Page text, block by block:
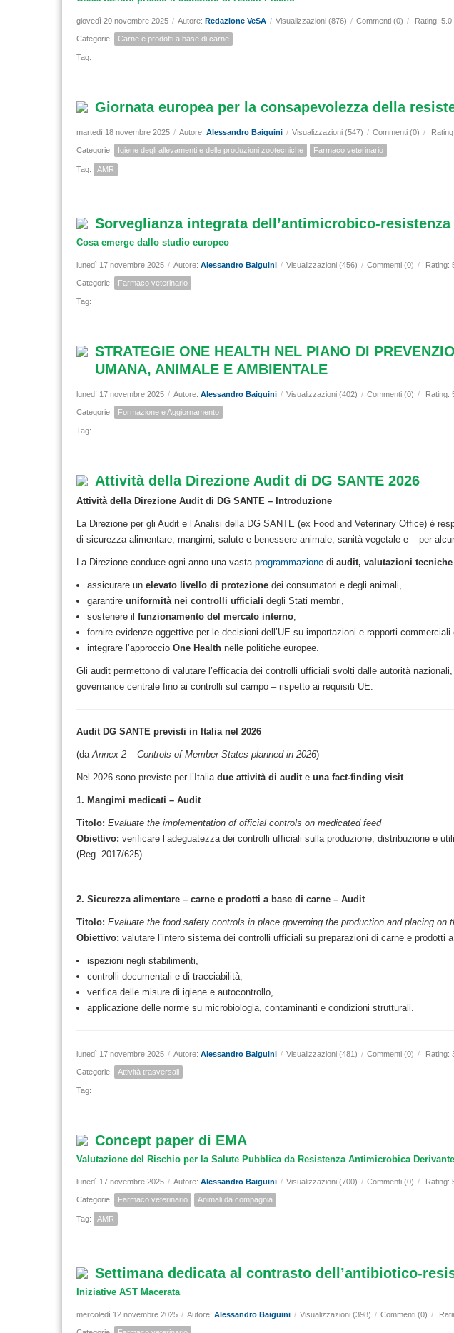
giovedì 20 novembre 2025 / Autore: Redazione VeSA / Visualizzazioni (876) / Commenti (0) / Rating: 5.0
Categorie: Carne e prodotti a base di carne
Tag:
Giornata europea per la consapevolezza della
martedì 18 novembre 2025 / Autore: Alessandro Baiguini / Visualizzazioni (547) / Commenti (0) /
Categorie: Igiene degli allevamenti e delle produzioni zootecniche Farmaco veterinario
Tag: AMR
Sorveglianza integrata dell’antimicrobico-resistenza
Cosa emerge dallo studio europeo
lunedì 17 novembre 2025 / Autore: Alessandro Baiguini / Visualizzazioni (456) / Commenti (0) / Rating:
Categorie: Farmaco veterinario
Tag:
STRATEGIE ONE HEALTH NEL PIANO DI
UMANA, ANIMALE E AMBIENTALE
lunedì 17 novembre 2025 / Autore: Alessandro Baiguini / Visualizzazioni (402) / Commenti (0) / Rating:
Categorie: Formazione e Aggiornamento
Tag:
Attività della Direzione Audit di DG SANTE 2026
Attività della Direzione Audit di DG SANTE – Introduzione
La Direzione per gli Audit e l’Analisi della DG SANTE (ex Food and Veterinary Office) è
di sicurezza alimentare, mangimi, salute e benessere animale, sanità vegetale e – per
La Direzione conduce ogni anno una vasta programmazione di audit, valutazioni
assicurare un elevato livello di protezione dei consumatori e degli animali,
garantire uniformità nei controlli ufficiali degli Stati membri,
sostenere il funzionamento del mercato interno,
fornire evidenze oggettive per le decisioni dell’UE su importazioni e rapporti
integrare l’approccio One Health nelle politiche europee.
Gli audit permettono di valutare l’efficacia dei controlli ufficiali svolti dalle autorità
governance centrale fino ai controlli sul campo – rispetto ai requisiti UE.
Audit DG SANTE previsti in Italia nel 2026
(daAnnex 2 – Controls of Member States planned in 2026)
Nel 2026 sono previste per l’Italia due attività di audite una fact-finding visit.
1. Mangimi medicati – Audit
Titolo: Evaluate the implementation of official controls on medicated feed
Obiettivo: verificare l’adeguatezza dei controlli ufficiali sulla produzione, distribuzione e
(Reg. 2017/625).
2. Sicurezza alimentare – carne e prodotti a base di carne – Audit
Titolo: Evaluate the food safety controls in place governing the production and placing on
Obiettivo: valutare l’intero sistema dei controlli ufficiali su preparazioni di carne e prodotti
ispezioni negli stabilimenti,
controlli documentali e di tracciabilità,
verifica delle misure di igiene e autocontrollo,
applicazione delle norme su microbiologia, contaminanti e condizioni strutturali.
lunedì 17 novembre 2025 / Autore: Alessandro Baiguini / Visualizzazioni (481) / Commenti (0) / Rating:
Categorie: Attività trasversali
Tag:
Concept paper di EMA
Valutazione del Rischio per la Salute Pubblica da Resistenza Antimicrobica
lunedì 17 novembre 2025 / Autore: Alessandro Baiguini / Visualizzazioni (700) / Commenti (0) / Rating:
Categorie: Farmaco veterinario Animali da compagnia
Tag: AMR
Settimana dedicata al contrasto dell’antibiotico-
Iniziative AST Macerata
mercoledì 12 novembre 2025 / Autore: Alessandro Baiguini / Visualizzazioni (398) / Commenti (0) /